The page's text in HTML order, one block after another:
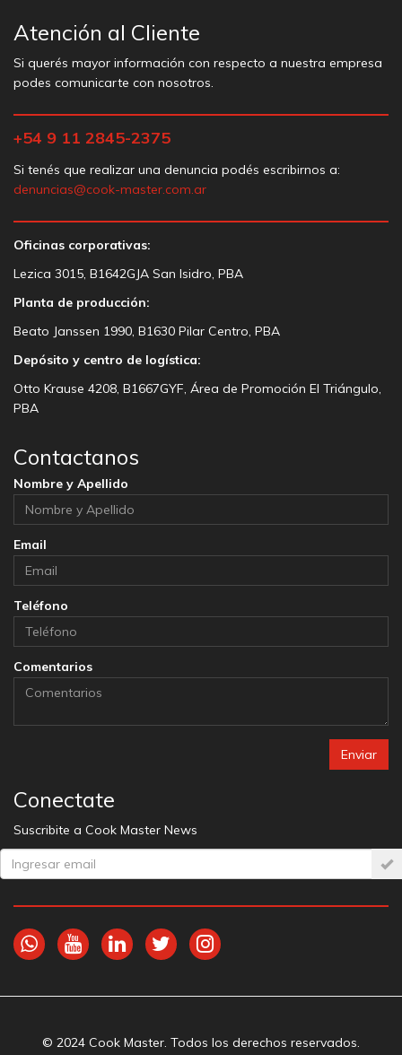
Atención al Cliente
Si querés mayor información con respecto a nuestra empresa
podes comunicarte con nosotros.
+54 9 11 2845-2375
Si tenés que realizar una denuncia podés escribirnos a:
denuncias@cook-master.com.ar
Oficinas corporativas:
Lezica 3015, B1642GJA San Isidro, PBA
Planta de producción:
Beato Janssen 1990, B1630 Pilar Centro, PBA
Depósito y centro de logística:
Otto Krause 4208, B1667GYF, Área de Promoción El Triángulo,
PBA
Contactanos
Nombre y Apellido
Email
Teléfono
Comentarios
Enviar
Conectate
Suscribite a Cook Master News
© 2024 Cook Master. Todos los derechos reservados.